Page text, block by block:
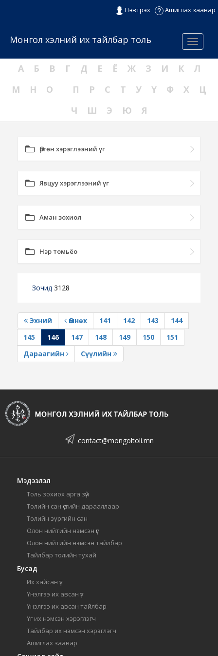
Нэвтрэх Ашиглах заавар
Menu
Монгол хэлний их тайлбар толь
А Б В Г Д Е Ё Ж З И К
Л
М
Н О П Р С Т У Ү Ф Х
Ц
Ч
Ш Э Ю Я
Өргөн хэрэглээний үг
Явцуу хэрэглээний үг
Аман зохиол
Нэр томьёо
Зочид 3128
Эхний Өмнөх 141 142 143
144
145
146 147 148 149 150
151
Дараагийн
Сүүлийн
contact@mongoltoli.mn
Мэдээлэл
Толь зохиох арга зүй
Толийн сан үсгийн дарааллаар
Толийн зургийн сан
Олон нийтийн нэмсэн үг
Олон нийтийн нэмсэн тайлбар
Тайлбар толийн тухай
Бусад
Их хайсан үг
Үнэлгээ их авсан үг
Үнэлгээ их авсан тайлбар
Үг их нэмсэн хэрэглэгч
Тайлбар их нэмсэн хэрэглэгч
Ашиглах заавар